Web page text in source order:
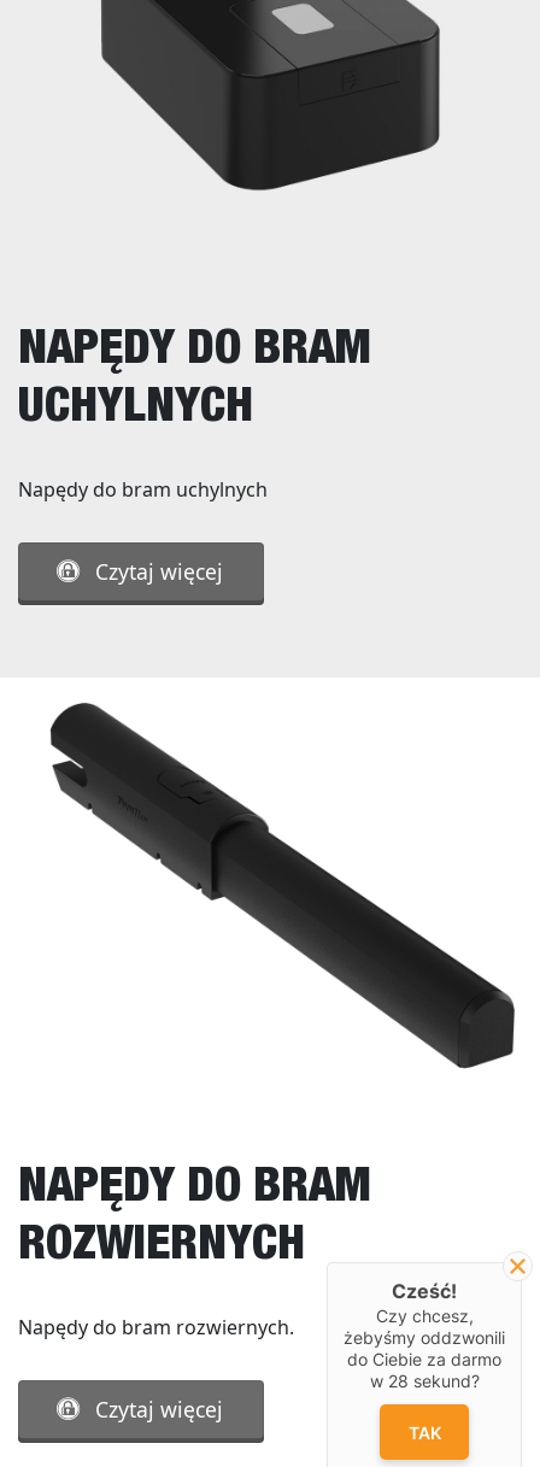
NAPĘDY DO BRAM
UCHYLNYCH
Napędy do bram uchylnych
Czytaj więcej
NAPĘDY DO BRAM
ROZWIERNYCH
Napędy do bram rozwiernych.
Czytaj więcej
Cześć!
Czy chcesz,
żebyśmy oddzwonili
do Ciebie za darmo
w 28 sekund?
TAK